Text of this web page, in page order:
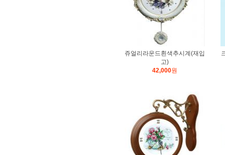
쥬얼리라운드흰색추시계(재입
고)
42,000원